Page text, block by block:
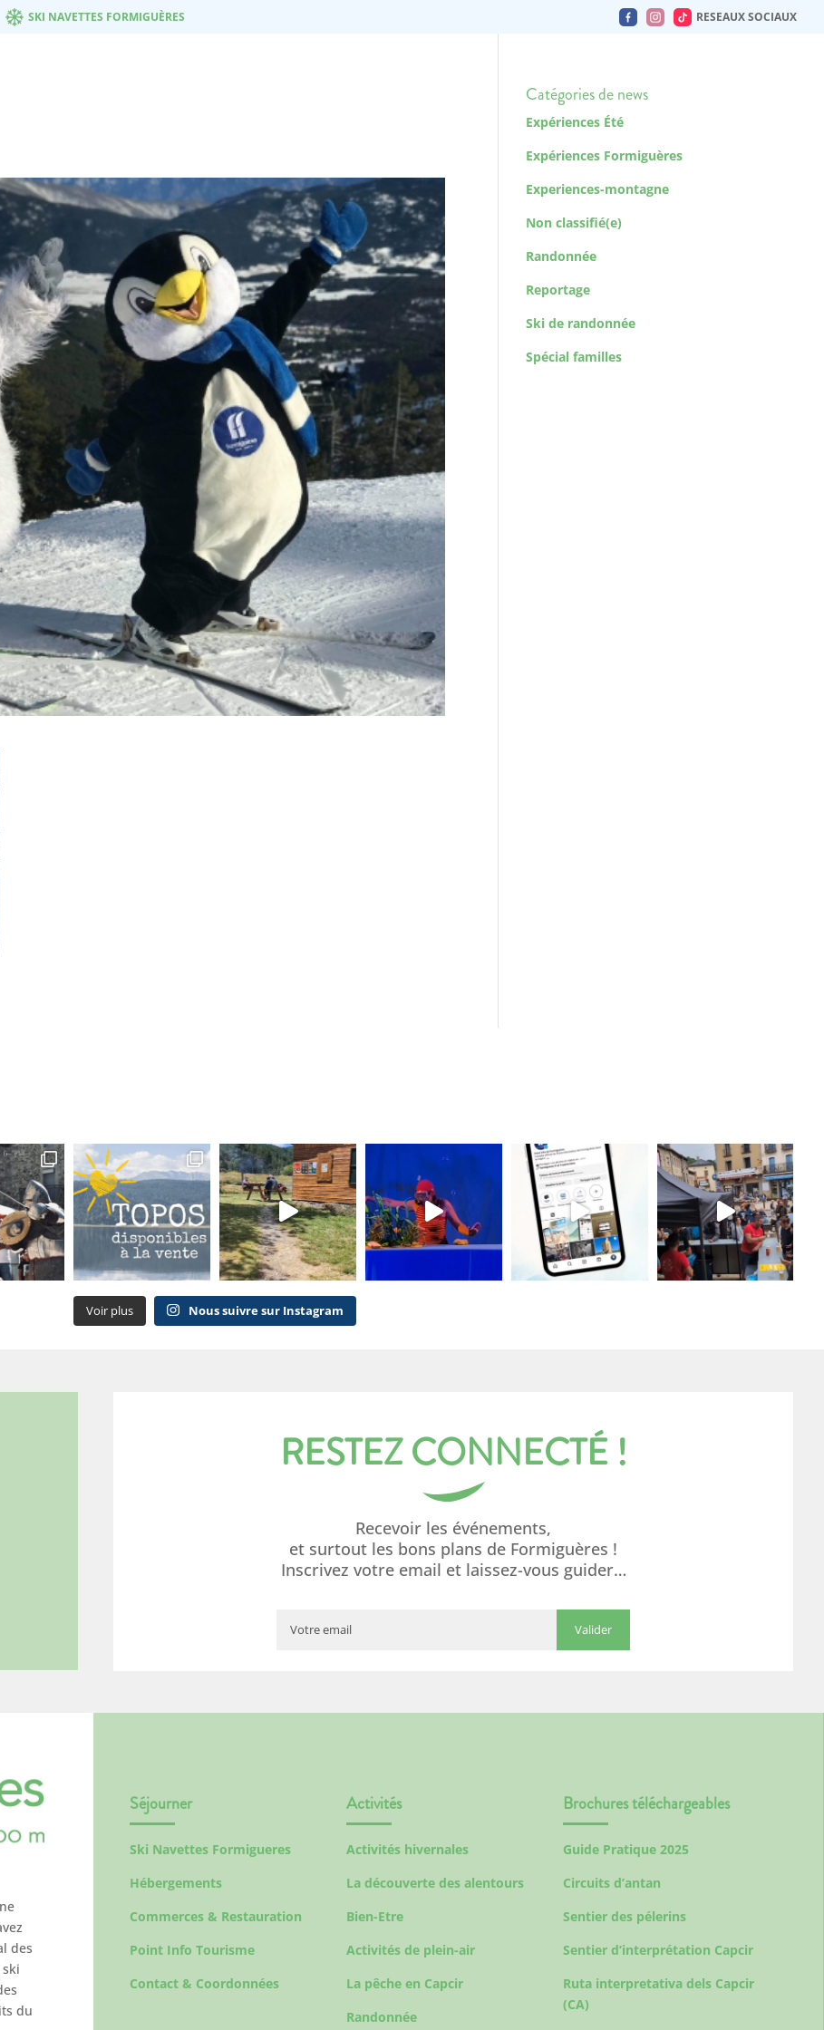
SKI NAVETTES FORMIGUÈRES RESEAUX SOCIAUX
Catégories de news
Expériences Été
Expériences Formiguères
Experiences-montagne
Non classifié(e)
Randonnée
Reportage
Ski de randonnée
Spécial familles
Voir plus Nous suivre sur Instagram
RESTEZ CONNECTÉ !
Recevoir les événements,
et surtout les bons plans de Formiguères !
Inscrivez votre email et laissez-vous guider…
des
du
Séjourner
Ski Navettes Formigueres
Hébergements
Commerces & Restauration
Point Info Tourisme
Contact & Coordonnées
Activités
Activités hivernales
La découverte des alentours
Bien-Etre
Activités de plein-air
La pêche en Capcir
Randonnée
Brochures téléchargeables
Guide Pratique 2025
Circuits d’antan
Sentier des pélerins
Sentier d’interprétation Capcir
Ruta interpretativa dels Capcir
(CA)